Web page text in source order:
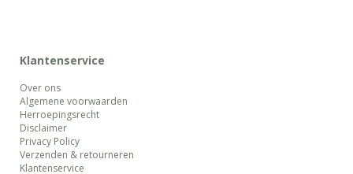
Klantenservice
Over ons
Algemene voorwaarden
Herroepingsrecht
Disclaimer
Privacy Policy
Verzenden & retourneren
Klantenservice